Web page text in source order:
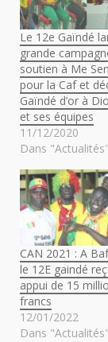
Le 12e Gaïndé
grande
soutien à Me
pour la Caf et
Gaïndé d’or à
et ses équipes
11/12/2020
Dans "Actualités"
CAN 2021 : A
le 12E gaindé
appui de 15
francs
12/01/2022
Dans "Actualités"